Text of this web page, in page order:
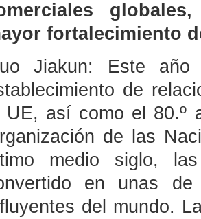
fortalecimiento
Jiakun: Este año
de
UE, así como el 80.º
de las
medio siglo,
en unas
del mundo.